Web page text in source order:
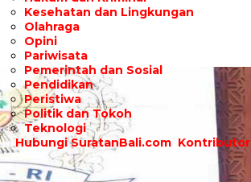
Kesehatan dan Lingkungan
Olahraga
Opini
Pariwisata
Pemerintah dan Sosial
Pendidikan
Peristiwa
Politik dan Tokoh
Teknologi
Hubungi SuratanBali.com Kontributor